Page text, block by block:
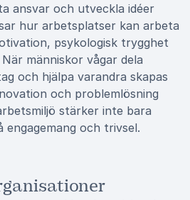
ansvar och utveckla idéer
hur arbetsplatser kan arbeta
psykologisk trygghet
människor vågar dela
och hjälpa varandra skapas
och problemlösning
stärker inte bara
och trivsel.